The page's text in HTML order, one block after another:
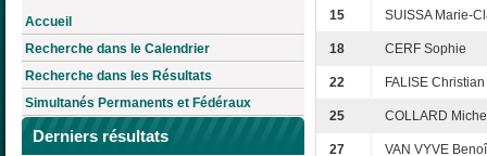
Accueil
Recherche dans le Calendrier
Recherche dans les Résultats
Simultanés Permanents et Fédéraux
Derniers résultats
15 SUISSA Marie-
18 CERF Sophie
22 FALISE Christian
25 COLLARD
27 VAN VYVE